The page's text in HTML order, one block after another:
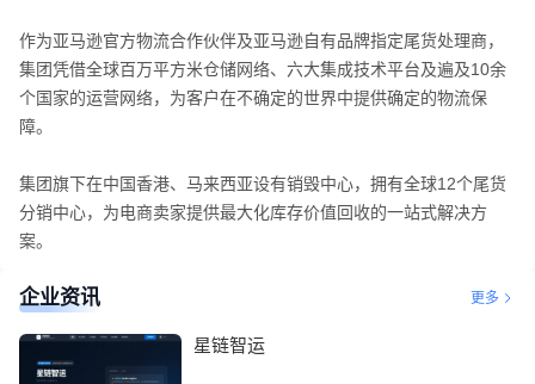
作为亚马逊官方物流合作伙伴及亚马逊自有品牌指定尾货处理商，
集团凭借全球百万平方米仓储网络、六大集成技术平台及遍及10余
个国家的运营网络，为客户在不确定的世界中提供确定的物流保
障。
集团旗下在中国香港、马来西亚设有销毁中心，拥有全球12个尾货
分销中心，为电商卖家提供最大化库存价值回收的一站式解决方
案。
企业资讯 更多
星链智运